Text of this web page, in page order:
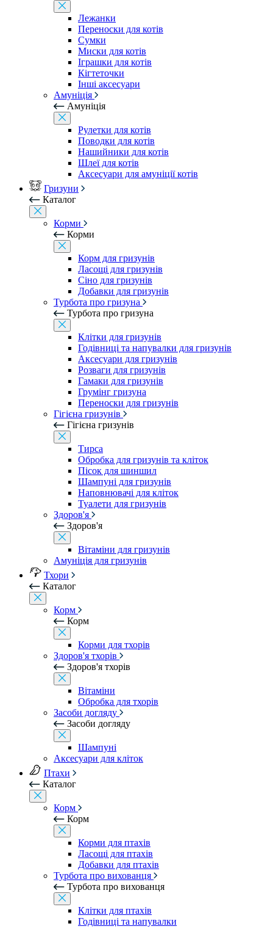
Лежанки
Переноски для котів
Сумки
Миски для котів
Іграшки для котів
Кігтеточки
Інші аксесуари
Амуніція
Амуніція
Рулетки для котів
Поводки для котів
Нашийники для котів
Шлеї для котів
Аксесуари для амуніції котів
Гризуни
Каталог
Корми
Корми
Корм для гризунів
Ласощі для гризунів
Сіно для гризунів
Добавки для гризунів
Турбота про гризуна
Турбота про гризуна
Клітки для гризунів
Годівниці та напувалки для гризунів
Аксесуари для гризунів
Розваги для гризунів
Гамаки для гризунів
Грумінг гризуна
Переноски для гризунів
Гігієна гризунів
Гігієна гризунів
Тирса
Обробка для гризунів та кліток
Пісок для шиншил
Шампуні для гризунів
Наповнювачі для кліток
Туалети для гризунів
Здоров'я
Здоров'я
Вітаміни для гризунів
Амуніція для гризунів
Тхори
Каталог
Корм
Корм
Корми для тхорів
Здоров'я тхорів
Здоров'я тхорів
Вітаміни
Обробка для тхорів
Засоби догляду
Засоби догляду
Шампуні
Аксесуари для кліток
Птахи
Каталог
Корм
Корм
Корми для птахів
Ласощі для птахів
Добавки для птахів
Турбота про вихованця
Турбота про вихованця
Клітки для птахів
Годівниці та напувалки